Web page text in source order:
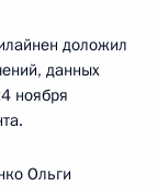
доложил
данных
ноября
Ольги